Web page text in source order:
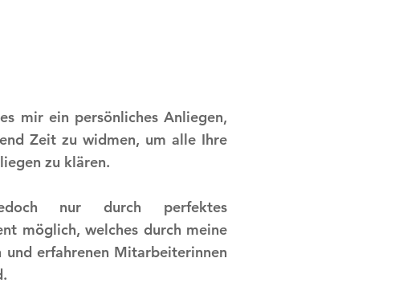
mir ein persönliches Anliegen,
Zeit zu widmen, um alle Ihre
zu klären.
nur durch perfektes
möglich, welches durch meine
und erfahrenen Mitarbeiterinnen